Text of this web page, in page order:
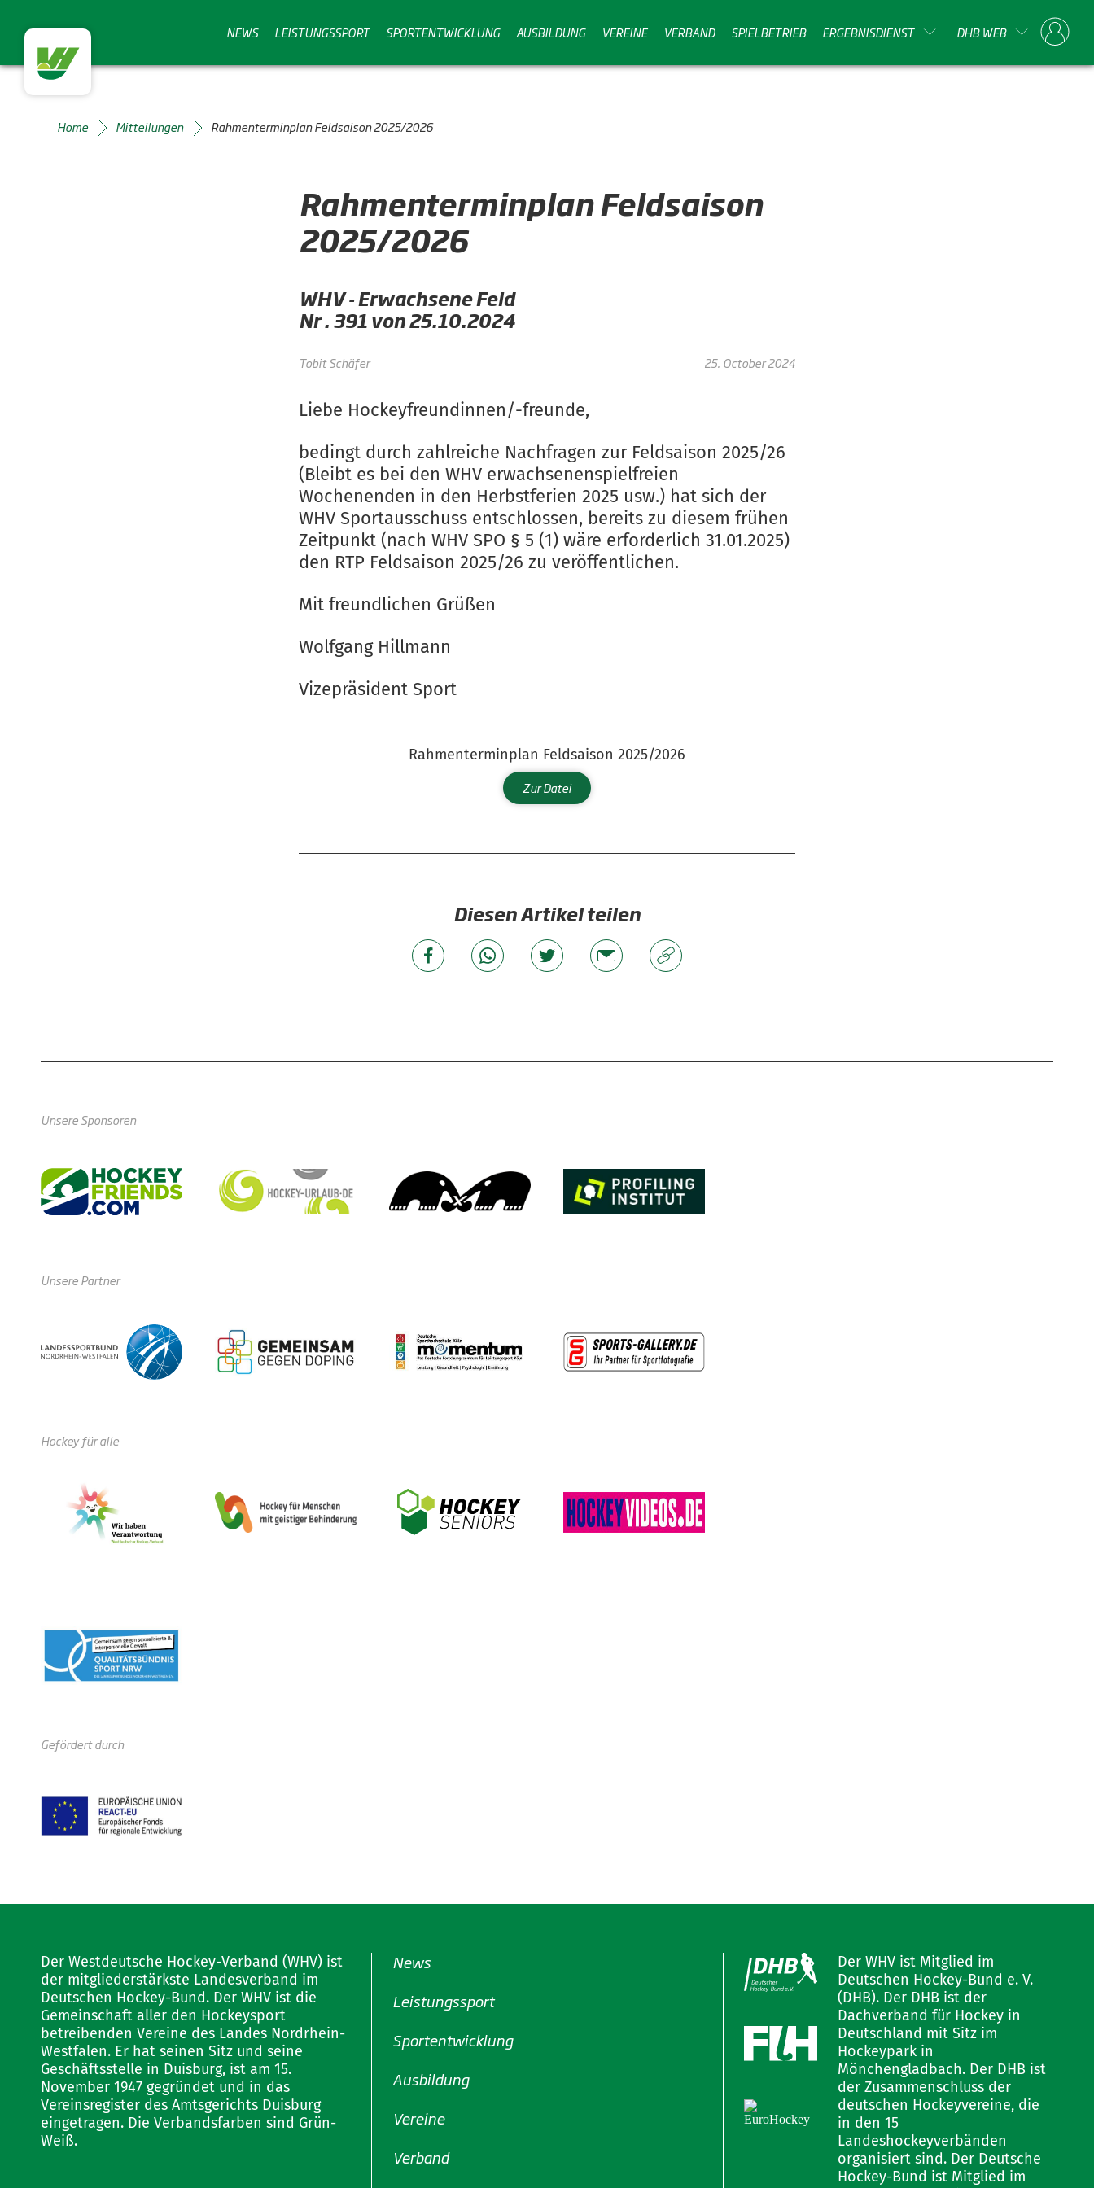
NEWS LEISTUNGSSPORT SPORTENTWICKLUNG AUSBILDUNG VEREINE VERBAND SPIELBETRIEB ERGEBNISDIENST DHB WEB
Home Mitteilungen Rahmenterminplan Feldsaison 2025/2026
Rahmenterminplan Feldsaison
2025/2026
WHV - Erwachsene Feld
Nr . 391 von 25.10.2024
Tobit Schäfer 25. October 2024
Liebe Hockeyfreundinnen/-freunde,
bedingt durch zahlreiche Nachfragen zur Feldsaison 2025/26
(Bleibt es bei den WHV erwachsenenspielfreien
Wochenenden in den Herbstferien 2025 usw.) hat sich der
WHV Sportausschuss entschlossen, bereits zu diesem frühen
Zeitpunkt (nach WHV SPO § 5 (1) wäre erforderlich 31.01.2025)
den RTP Feldsaison 2025/26 zu veröffentlichen.
Mit freundlichen Grüßen
Wolfgang Hillmann
Vizepräsident Sport
Rahmenterminplan Feldsaison 2025/2026
Zur Datei
Diesen Artikel teilen
Unsere Sponsoren
Unsere Partner
Hockey für alle
Gefördert durch
Der Westdeutsche Hockey-Verband (WHV) ist
der mitgliederstärkste Landesverband im
Deutschen Hockey-Bund. Der WHV ist die
Gemeinschaft aller den Hockeysport
betreibenden Vereine des Landes Nordrhein-
Westfalen. Er hat seinen Sitz und seine
Geschäftsstelle in Duisburg, ist am 15.
November 1947 gegründet und in das
Vereinsregister des Amtsgerichts Duisburg
eingetragen. Die Verbandsfarben sind Grün-
Weiß.
News
Leistungssport
Sportentwicklung
Ausbildung
Vereine
Verband
Der WHV ist Mitglied im
Deutschen Hockey-Bund e. V.
(DHB). Der DHB ist der
Dachverband für Hockey in
Deutschland mit Sitz im
Hockeypark in
Mönchengladbach. Der DHB ist
der Zusammenschluss der
deutschen Hockeyvereine, die
in den 15
Landeshockeyverbänden
organisiert sind. Der Deutsche
Hockey-Bund ist Mitglied im